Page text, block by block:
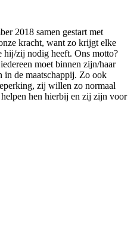
2018 samen gestart met
kracht, want zo krijgt elke
hij/zij nodig heeft. Ons motto?
moet binnen zijn/haar
in de maatschappij. Zo ook
zij willen zo normaal
hen hierbij en zij zijn voor